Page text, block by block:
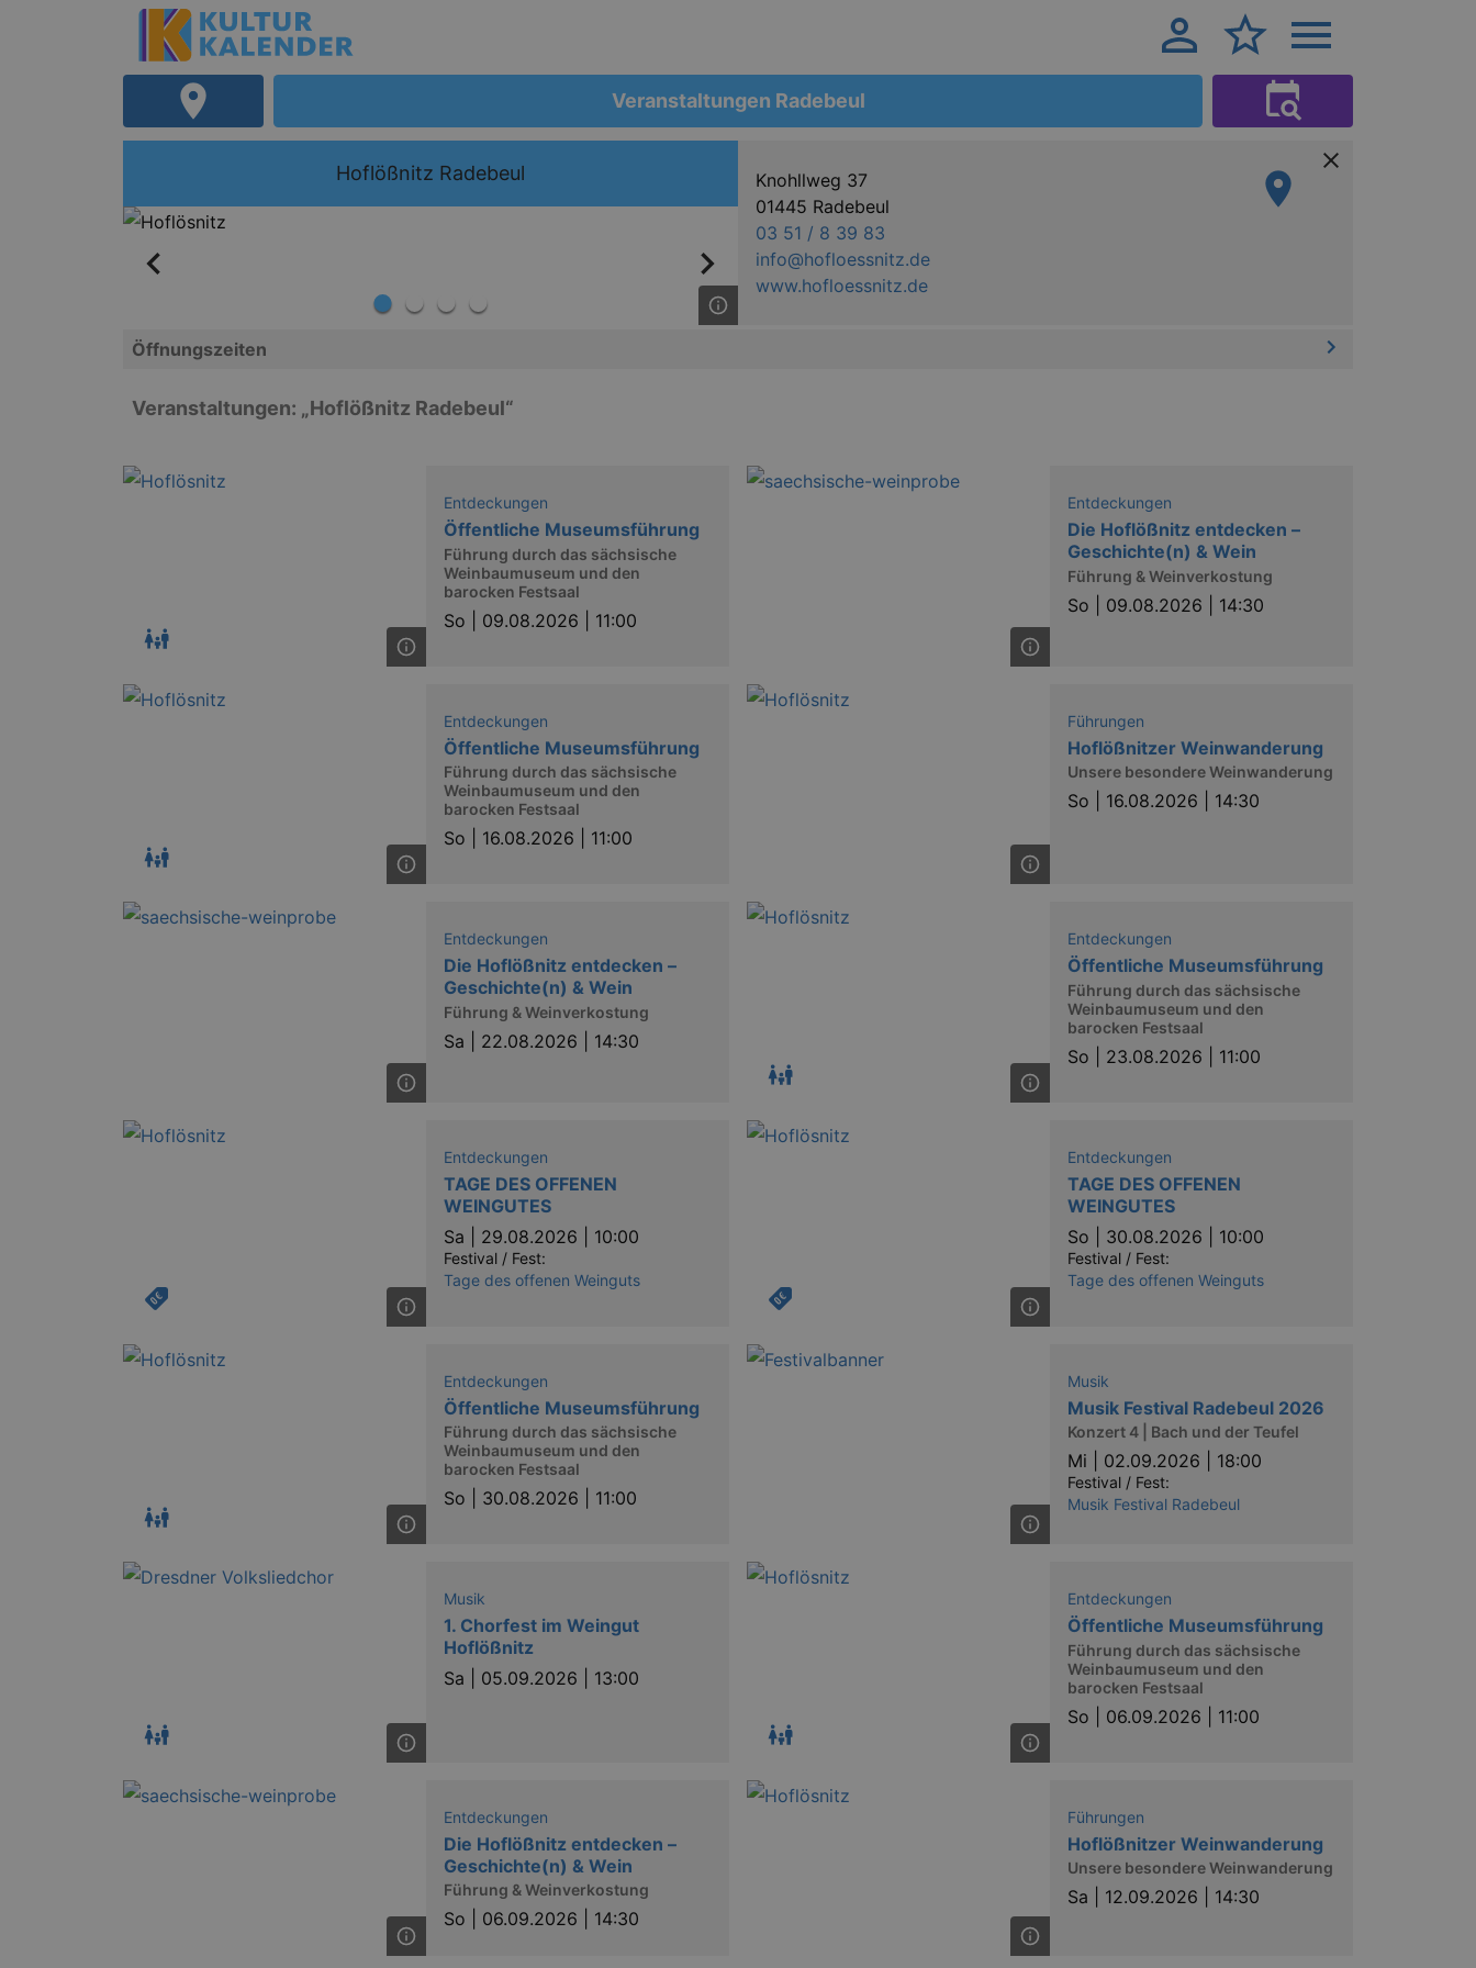
Veranstaltungen Radebeul
Hoflößnitz Radebeul
Knohllweg 37
01445 Radebeul
03 51 / 8 39 83
info@hofloessnitz.de
www.hofloessnitz.de
Öffnungszeiten
Veranstaltungen: „Hoflößnitz Radebeul“
Entdeckungen
Öffentliche Museumsführung
Führung durch das sächsische
Weinbaumuseum und den
barocken Festsaal
So | 09.08.2026 | 11:00
Entdeckungen
Die Hoflößnitz entdecken –
Geschichte(n) & Wein
Führung & Weinverkostung
So | 09.08.2026 | 14:30
Entdeckungen
Öffentliche Museumsführung
Führung durch das sächsische
Weinbaumuseum und den
barocken Festsaal
So | 16.08.2026 | 11:00
Führungen
Hoflößnitzer Weinwanderung
Unsere besondere Weinwanderung
So | 16.08.2026 | 14:30
Entdeckungen
Die Hoflößnitz entdecken –
Geschichte(n) & Wein
Führung & Weinverkostung
Sa | 22.08.2026 | 14:30
Entdeckungen
Öffentliche Museumsführung
Führung durch das sächsische
Weinbaumuseum und den
barocken Festsaal
So | 23.08.2026 | 11:00
Entdeckungen
TAGE DES OFFENEN
WEINGUTES
Sa | 29.08.2026 | 10:00
Festival / Fest:
Tage des offenen Weinguts
Entdeckungen
TAGE DES OFFENEN
WEINGUTES
So | 30.08.2026 | 10:00
Festival / Fest:
Tage des offenen Weinguts
Entdeckungen
Öffentliche Museumsführung
Führung durch das sächsische
Weinbaumuseum und den
barocken Festsaal
So | 30.08.2026 | 11:00
Musik
Musik Festival Radebeul 2026
Konzert 4 | Bach und der Teufel
Mi | 02.09.2026 | 18:00
Festival / Fest:
Musik Festival Radebeul
Musik
1. Chorfest im Weingut
Hoflößnitz
Sa | 05.09.2026 | 13:00
Entdeckungen
Öffentliche Museumsführung
Führung durch das sächsische
Weinbaumuseum und den
barocken Festsaal
So | 06.09.2026 | 11:00
Entdeckungen
Die Hoflößnitz entdecken –
Geschichte(n) & Wein
Führung & Weinverkostung
So | 06.09.2026 | 14:30
Führungen
Hoflößnitzer Weinwanderung
Unsere besondere Weinwanderung
Sa | 12.09.2026 | 14:30